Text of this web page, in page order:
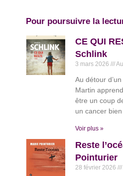
Pour poursuivre la
CE QUI
Schlink
3 mars 2026
Au détour
Martin
être un coup
un cancer bien
Voir plus »
Reste
Pointurier
28 février 2026